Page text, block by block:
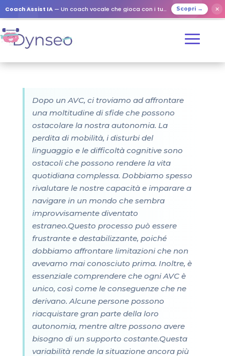
Coach Assist IA — Un coach vocale che gioca con i tuoi cari Scopri → ✕
Dopo un AVC, ci troviamo ad affrontare
una moltitudine di sfide che possono
ostacolare la nostra autonomia. La
perdita di mobilità, i disturbi del
linguaggio e le difficoltà cognitive sono
ostacoli che possono rendere la vita
quotidiana complessa. Dobbiamo spesso
rivalutare le nostre capacità e imparare a
navigare in un mondo che sembra
improvvisamente diventato
estraneo.Questo processo può essere
frustrante e destabilizzante, poiché
dobbiamo affrontare limitazioni che non
avevamo mai conosciuto prima. Inoltre, è
essenziale comprendere che ogni AVC è
unico, così come le conseguenze che ne
derivano. Alcune persone possono
riacquistare gran parte della loro
autonomia, mentre altre possono avere
bisogno di un supporto costante.Questa
variabilità rende la situazione ancora più